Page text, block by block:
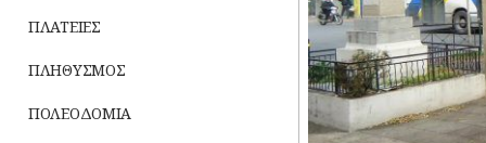
ΠΛΑΤΕΙΕΣ
ΠΛΗΘΥΣΜΟΣ
ΠΟΛΕΟΔΟΜΙΑ